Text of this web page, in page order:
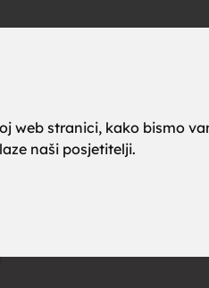
web stranici, kako bismo
naši posjetitelji.
za